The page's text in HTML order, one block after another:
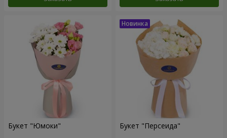
Букет "Юмоки" Букет "Персеида"